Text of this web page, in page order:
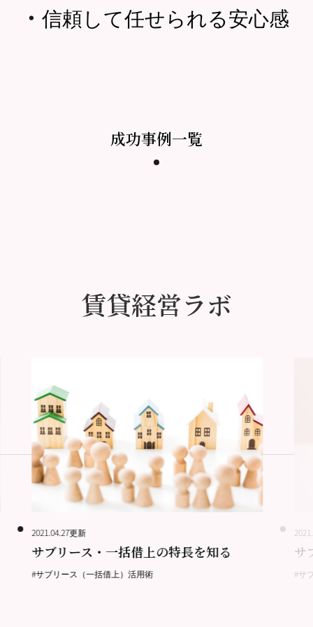
・ 信頼して任せられる安心感
成功事例一覧
賃貸経営ラボ
2021.04.27更新
サブリース・一括借上の特長を知る
#サブリース（一括借上）活用術
サ
#サ